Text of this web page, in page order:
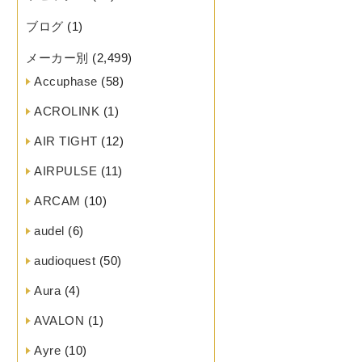
ブログ (1)
メーカー別 (2,499)
Accuphase (58)
ACROLINK (1)
AIR TIGHT (12)
AIRPULSE (11)
ARCAM (10)
audel (6)
audioquest (50)
Aura (4)
AVALON (1)
Ayre (10)